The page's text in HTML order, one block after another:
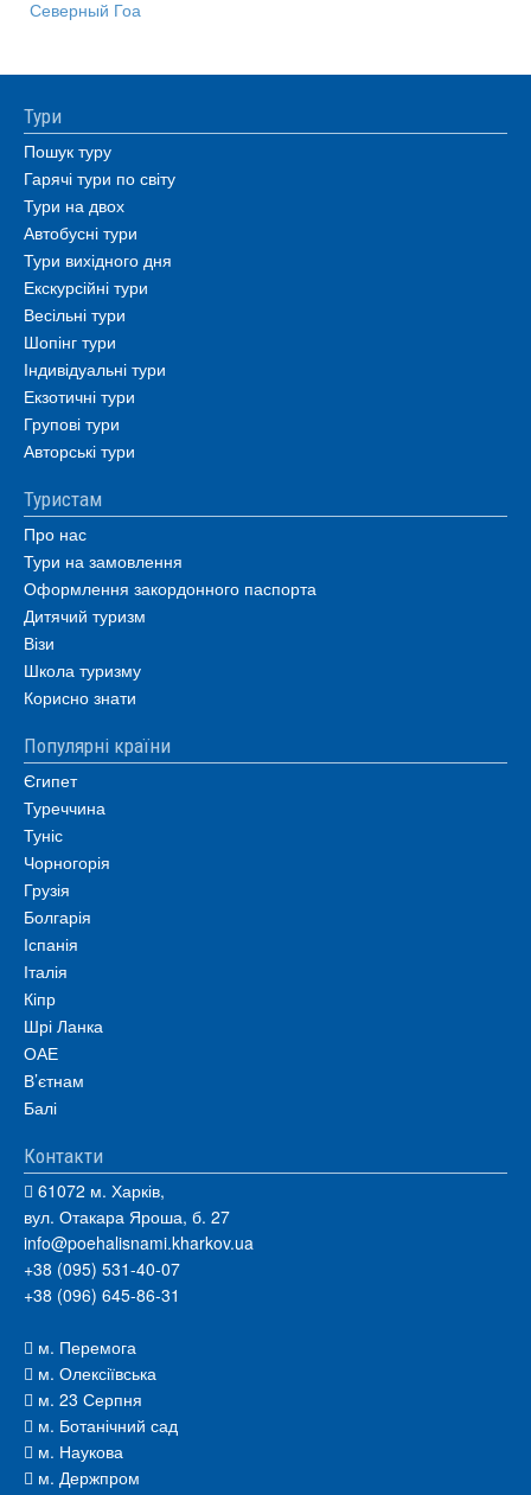
Северный Гоа
Тури
Пошук туру
Гарячі тури по світу
Тури на двох
Автобусні тури
Тури вихідного дня
Екскурсійні тури
Весільні тури
Шопінг тури
Індивідуальні тури
Екзотичні тури
Групові тури
Авторські тури
Туристам
Про нас
Тури на замовлення
Оформлення закордонного паспорта
Дитячий туризм
Візи
Школа туризму
Корисно знати
Популярні країни
Єгипет
Туреччина
Туніс
Чорногорія
Грузія
Болгарія
Іспанія
Італія
Кіпр
Шрі Ланка
ОАЕ
В’єтнам
Балі
Контакти
61072 м. Харків,
вул. Отакара Яроша, б. 27
info@poehalisnami.kharkov.ua
+38 (095) 531-40-07
+38 (096) 645-86-31
м. Перемога
м. Олексіївська
м. 23 Серпня
м. Ботанічний сад
м. Наукова
м. Держпром